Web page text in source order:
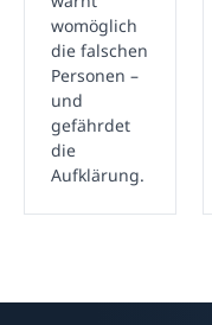
womöglich
die falschen
Personen –
und
gefährdet
die
Aufklärung.